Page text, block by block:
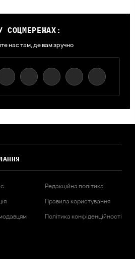
СОЦМЕРЕЖАХ:
нас там, де вам зручно
Редакційна політика
Правила користування
Політика конфіденційності